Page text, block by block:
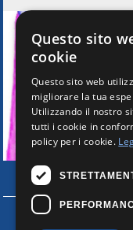
Questo sito
cookie
Questo sito web
migliorare la tua
Utilizzando il nostro
tutti i cookie in
policy per i cookie.